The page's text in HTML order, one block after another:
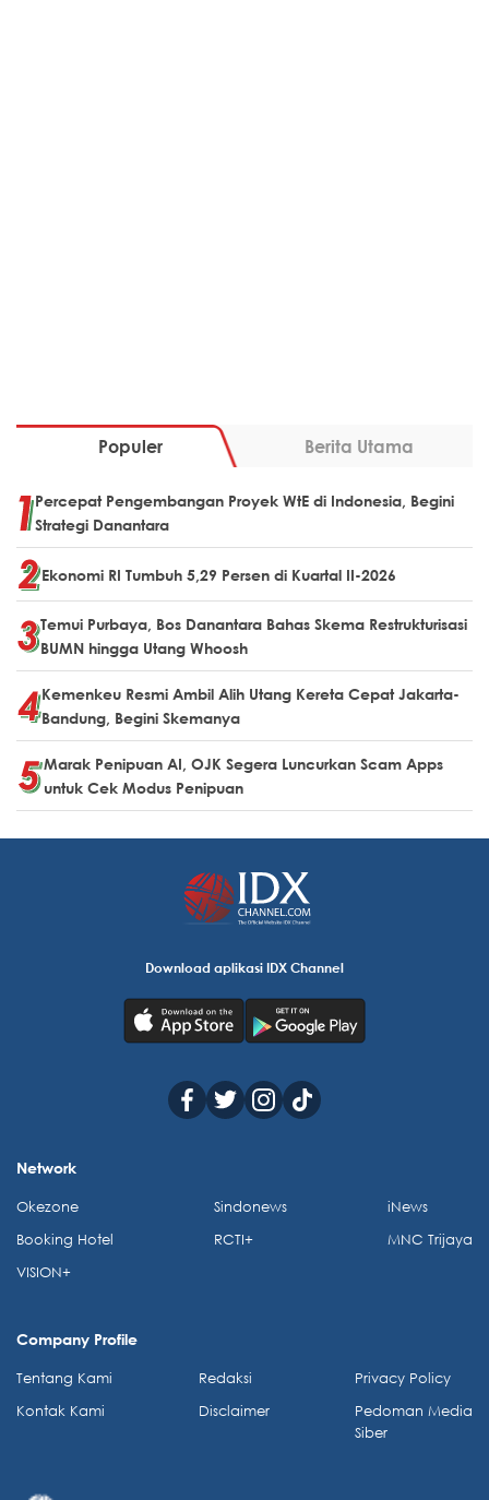
Populer Berita Utama
Percepat Pengembangan Proyek WtE di Indonesia, Begini
Strategi Danantara
Ekonomi RI Tumbuh 5,29 Persen di Kuartal II-2026
Temui Purbaya, Bos Danantara Bahas Skema Restrukturisasi
BUMN hingga Utang Whoosh
Kemenkeu Resmi Ambil Alih Utang Kereta Cepat Jakarta-
Bandung, Begini Skemanya
Marak Penipuan AI, OJK Segera Luncurkan Scam Apps
untuk Cek Modus Penipuan
Download aplikasi IDX Channel
Network
Okezone
Booking Hotel
VISION+
Sindonews
RCTI+
iNews
MNC Trijaya
Company Profile
Tentang Kami
Kontak Kami
Redaksi
Disclaimer
Privacy Policy
Pedoman Media
Siber